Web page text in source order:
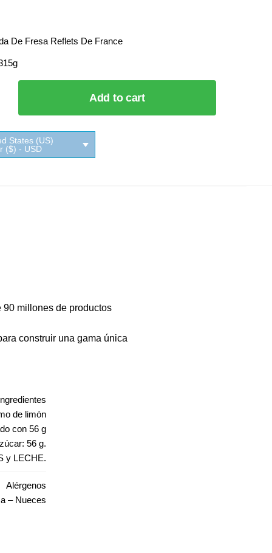
De Fresa Reflets De France
Add to cart
States (US)
($) - USD
90 millones de productos
construir una gama única
de limón
con 56 g
56 g.
y LECHE.
Alérgenos
– Nueces